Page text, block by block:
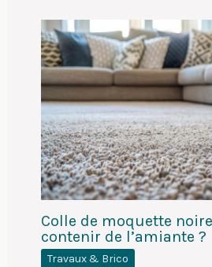
Colle de moquette
contenir de l’amiante ?
Travaux & Brico